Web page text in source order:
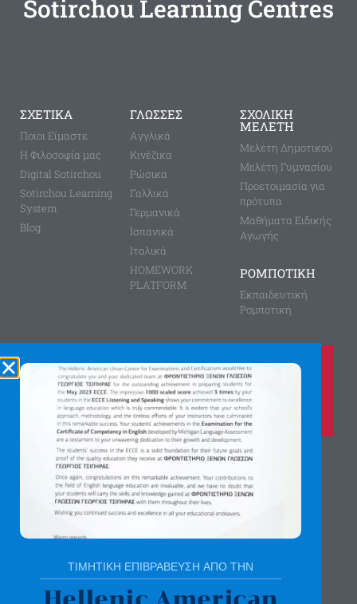
Sotirchou Learning Centres
ΣΧΕΤΙΚΑ
Ποιοι Είμαστε
Η Φιλοσοφία μας
Digital Sotirchou
Sotirchou Learning
System
Blog
ΓΛΩΣΣΕΣ
Aγγλικά
Κινέζικα
Ρώσικα
Γαλλικά
Γερμανικά
Ισπανικά
Ιταλικά
HOMEWORK
PLATFORM
ΣΧΟΛΙΚΗ
ΜΕΛΕΤΗ
Μελέτη Δημοτικού
Μελέτη Γυμνασίου
Προετοιμασία για
πρότυπα
Μαθήματα Ειδικής
Αγωγής
ΡΟΜΠΟΤΙΚΗ
Εκπαιδευτική
Ρομποτική
Καλέστε μας τώρα στο
210 8028149
για περισσότερες πληροφορίες
Αγίας Παρασκευής 8, Άνω Πεύκη
Αργύρη Γεωργίου 2, Λυκόβρυση
Πατήστε εδώ για χάρτη
ΤΙΜΗΤΙΚΗ ΕΠΙΒΡΑΒΕΥΣΗ ΑΠΟ ΤΗΝ